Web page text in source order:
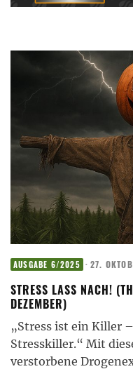
AUSGABE 6/2025 · 27.
STRESS LASS NACH!
DEZEMBER)
„Stress ist ein Killer
Stresskiller.“ Mit
verstorbene